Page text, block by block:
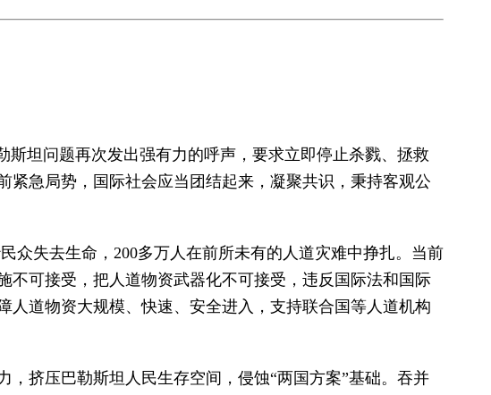
坦问题再次发出强有力的呼声，要求立即停止杀戮、拯救
急局势，国际社会应当团结起来，凝聚共识，秉持客观公
众失去生命，200多万人在前所未有的人道灾难中挣扎。当前
可接受，把人道物资武器化不可接受，违反国际法和国际
道物资大规模、快速、安全进入，支持联合国等人道机构
挤压巴勒斯坦人民生存空间，侵蚀“两国方案”基础。吞并